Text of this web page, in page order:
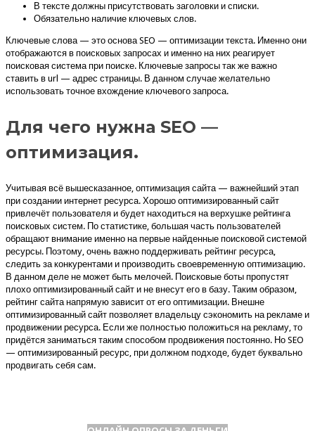
В тексте должны присутствовать заголовки и списки.
Обязательно наличие ключевых слов.
Ключевые слова — это основа SEO — оптимизации текста. Именно они
отображаются в поисковых запросах и именно на них реагирует
поисковая система при поиске. Ключевые запросы так же важно
ставить в url — адрес страницы. В данном случае желательно
использовать точное вхождение ключевого запроса.
Для чего нужна SEO —
оптимизация.
Учитывая всё вышесказанное, оптимизация сайта — важнейший этап
при создании интернет ресурса. Хорошо оптимизированный сайт
привлечёт пользователя и будет находиться на верхушке рейтинга
поисковых систем. По статистике, большая часть пользователей
обращают внимание именно на первые найденные поисковой системой
ресурсы. Поэтому, очень важно поддерживать рейтинг ресурса,
следить за конкурентами и производить своевременную оптимизацию.
В данном деле не может быть мелочей. Поисковые боты пропустят
плохо оптимизированный сайт и не внесут его в базу. Таким образом,
рейтинг сайта напрямую зависит от его оптимизации. Внешне
оптимизированный сайт позволяет владельцу сэкономить на рекламе и
продвижении ресурса. Если же полностью положиться на рекламу, то
придётся заниматься таким способом продвижения постоянно. Но SEO
— оптимизированный ресурс, при должном подходе, будет буквально
продвигать себя сам.